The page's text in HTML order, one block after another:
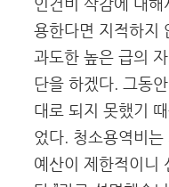
인건비 삭감에 대해
용한다면 지적하지
과도한 높은 급의
단을 하겠다. 그동
대로 되지 못했기
었다. 청소용역비는
예산이 제한적이니